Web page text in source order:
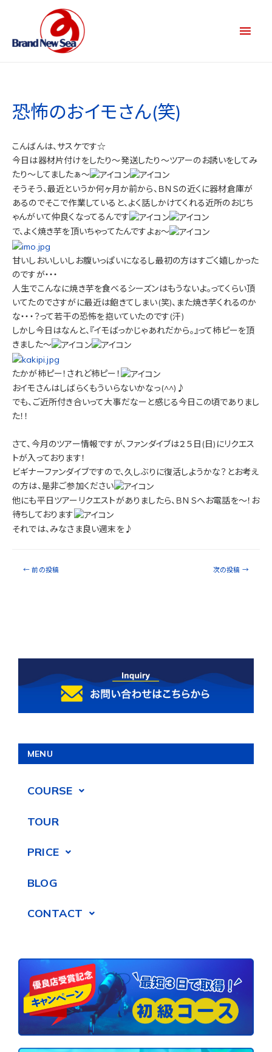
恐怖のおイモさん(笑)
こんばんは、サスケです☆
今日は器材片付けをしたり～発送したり～ツアーのお誘いをしてみ
たり～してましたぁ～
そうそう、最近というか何ヶ月か前から、ＢＮＳの近くに器材倉庫が
あるのでそこで作業していると、よく話しかけてくれる近所のおじち
ゃんがいて仲良くなってるんです
で、よく焼き芋を頂いちゃってたんですよぉ～
甘いしおいしいしお腹いっぱいになるし最初の方はすごく嬉しかった
のですが・・・
人生でこんなに焼き芋を食べるシーズンはもうないよ。ってくらい頂
いてたのでさすがに最近は飽きてしまい(笑)、また焼き芋くれるのか
な・・・？って若干の恐怖を抱いていたのです(汗)
しかし今日はなんと、『イモばっかじゃあれだから。』って柿ピーを頂
きました～
たかが柿ピー！されど柿ピー！
おイモさんはしばらくもういらないかなっ(^^)♪
でも、ご近所付き合いって大事だなーと感じる今日この頃でありまし
た！！
さて、今月のツアー情報ですが、ファンダイブは２５日(日)にリクエス
トが入っております！
ビギナーファンダイブですので、久しぶりに復活しようかな？とお考え
の方は、是非ご参加ください
他にも平日ツアーリクエストがありましたら、ＢＮＳへお電話を～！お
待ちしております
それでは、みなさま良い週末を♪
← 前の投稿 次の投稿 →
MENU
COURSE
TOUR
PRICE
BLOG
CONTACT